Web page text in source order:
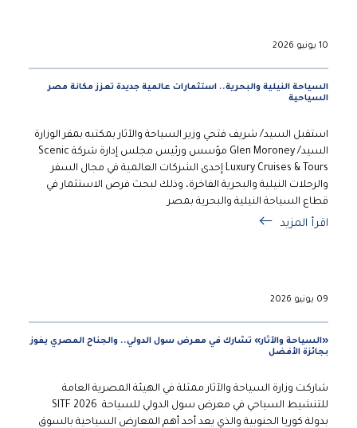
10 يونيو 2026
السياحة النيلية والبحرية.. استثمارات عالمية جديدة تعزز مكانة مصر
السياحية
استقبل السيد/ شريف فتحي وزير السياحة والآثار بمكتبه بمقر الوزارة
السيد/ Glen Moroney مؤسس ورئيس مجلس إدارة شركة Scenic
Luxury Cruises & Tours إحدى الشركات العالمية في مجال السفر
والرحلات النيلية والبحرية الفاخرة، وذلك لبحث فرص الاستثمار في
قطاع السياحة النيلية والبحرية بمصر
اقرأ المزيد
09 يونيو 2026
«السياحة والآثار» تشارك في معرض سول الدولي.. والجناح المصري يفوز
بجائزة الأفضل
شاركت وزارة السياحة والآثار ممثلة في الهيئة المصرية العامة
للتنشيط السياحي في معرض سول الدولي للسياحة SITF 2026
بدولة كوريا الجنوبية والذي يعد أحد أهم المعارض السياحية بالسوق